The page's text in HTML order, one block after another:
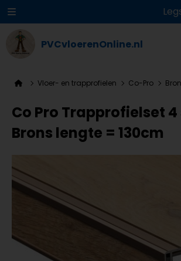
PVCvloerenOnline.nl
Vloer- en trapprofielen Co-Pro
Co Pro Trapprofielset
Brons lengte = 130cm